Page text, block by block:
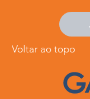
Voltar ao topo